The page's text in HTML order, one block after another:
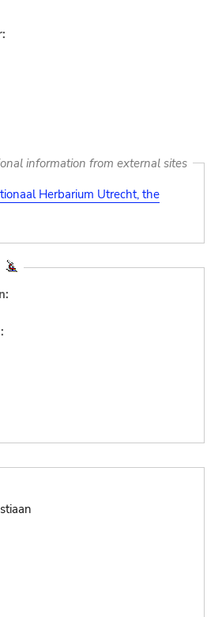
information from external sites
Herbarium Utrecht, the